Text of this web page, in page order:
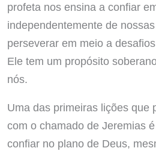
profeta nos ensina a confiar
independentemente de
perseverar em meio a
Ele tem um propósito
nós.
Uma das primeiras lições que
com o chamado de Jeremias
confiar no plano de Deus,